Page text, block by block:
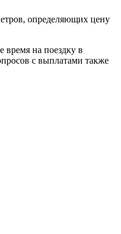
определяющих цену
время на поездку в
с выплатами также